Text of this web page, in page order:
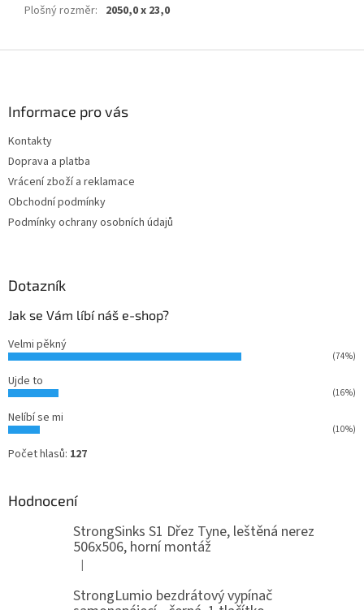
Plošný rozměr: 2050,0 x 23,0
Informace pro vás
Kontakty
Doprava a platba
Vrácení zboží a reklamace
Obchodní podmínky
Podmínky ochrany osobních údajů
Dotazník
Jak se Vám líbí náš e-shop?
Velmi pěkný
(74%)
Ujde to
(16%)
Nelíbí se mi
(10%)
Počet hlasů: 127
Hodnocení
StrongSinks S1 Dřez Tyne, leštěná nerez
506x506, horní montáž
Hodnocení produktu je 5 z 5 hvězdiček.
|
StrongLumio bezdrátový vypínač